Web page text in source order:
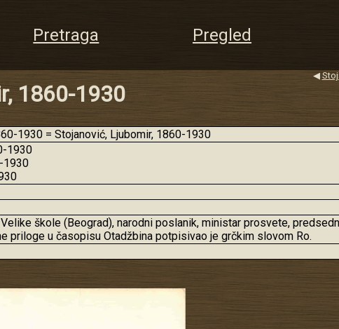
Pretraga Pregled
◀
1860-1930
1930 = Stojanović, Ljubomir, 1860-1930
1930
1930
škole (Beograd), narodni poslanik, ministar prosvete,
priloge u časopisu Otadžbina potpisivao je grčkim slovom Ro.